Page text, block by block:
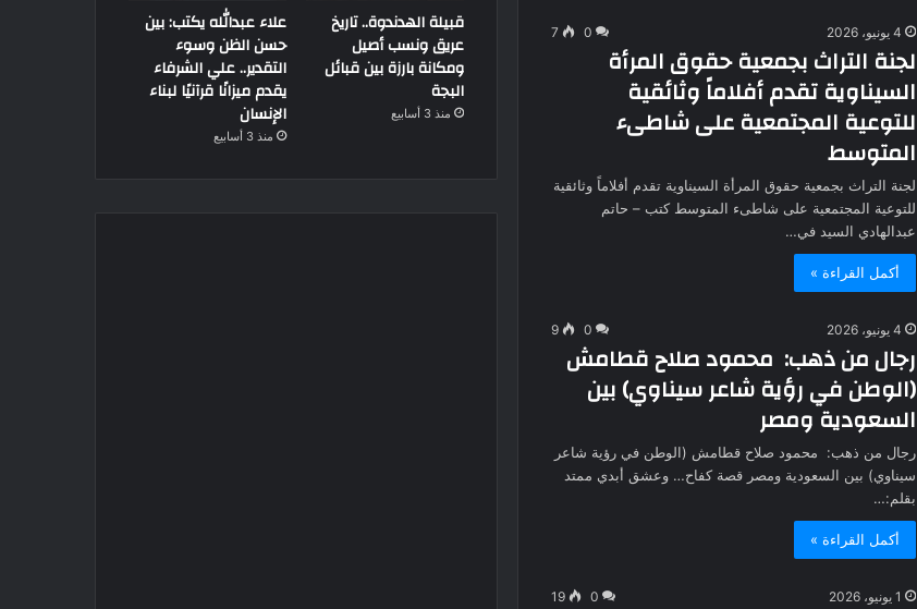
4 يونيو، 2026 0
7
لجنة التراث بجمعية حقوق المرأة
السيناوية تقدم أفلاماً وثائقية
للتوعية المجتمعية على شاطىء
المتوسط
لجنة التراث بجمعية حقوق المرأة السيناوية تقدم أفلاماً وثائقية
للتوعية المجتمعية على شاطىء المتوسط كتب – حاتم
عبدالهادي السيد في…
أكمل القراءة »
4 يونيو، 2026 0
9
رجال من ذهب: محمود صلاح قطامش
(الوطن في رؤية شاعر سيناوي) بين
السعودية ومصر
رجال من ذهب: محمود صلاح قطامش (الوطن في رؤية شاعر
سيناوي) بين السعودية ومصر قصة كفاح… وعشق أبدي ممتد
بقلم:…
أكمل القراءة »
1 يونيو، 2026 0
19
قبيلة الهدندوة.. تاريخ
عريق ونسب أصيل
ومكانة بارزة بين قبائل
البجة
منذ 3 أسابيع
علاء عبدالله يكتب: بين
حسن الظن وسوء
التقدير.. علي الشرفاء
يقدم ميزانًا قرآنيًا لبناء
الإنسان
منذ 3 أسابيع